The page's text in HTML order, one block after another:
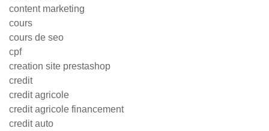
content marketing
cours
cours de seo
cpf
creation site prestashop
credit
credit agricole
credit agricole financement
credit auto